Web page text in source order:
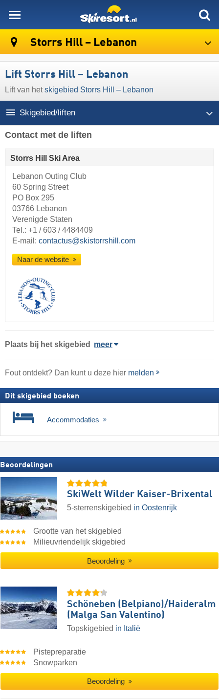
Storrs Hill – Lebanon
Lift Storrs Hill – Lebanon
Lift van hetskigebied Storrs Hill – Lebanon
Skigebied/liften
Contact met de liften
Storrs Hill Ski Area
Lebanon Outing Club
60 Spring Street
PO Box 295
03766 Lebanon
Verenigde Staten
Tel.: +1 / 603 / 4484409
E-mail: contactus@skistorrshill.com
Naar de website
Plaats bij het skigebied meer
Fout ontdekt? Dan kunt u deze hier melden
Dit skigebied boeken
Accommodaties
Beoordelingen
SkiWelt Wilder Kaiser-Brixental
5-sterrenskigebied in Oostenrijk
Grootte van het skigebied
Milieuvriendelijk skigebied
Beoordeling
Schöneben (Belpiano)/​Haideralm
(Malga San Valentino)
Topskigebied in Italië
Pistepreparatie
Snowparken
Beoordeling